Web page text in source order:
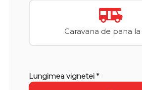
Caravana de pana la
Lungimea vignetei *